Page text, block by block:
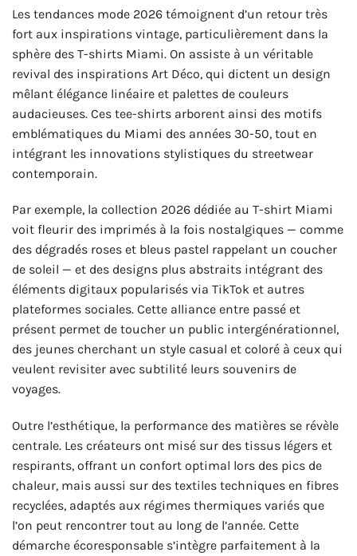
Les tendances mode 2026 témoignent d’un retour très
fort aux inspirations vintage, particulièrement dans la
sphère des T-shirts Miami. On assiste à un véritable
revival des inspirations Art Déco, qui dictent un design
mêlant élégance linéaire et palettes de couleurs
audacieuses. Ces tee-shirts arborent ainsi des motifs
emblématiques du Miami des années 30-50, tout en
intégrant les innovations stylistiques du streetwear
contemporain.
Par exemple, la collection 2026 dédiée au T-shirt Miami
voit fleurir des imprimés à la fois nostalgiques — comme
des dégradés roses et bleus pastel rappelant un coucher
de soleil — et des designs plus abstraits intégrant des
éléments digitaux popularisés via TikTok et autres
plateformes sociales. Cette alliance entre passé et
présent permet de toucher un public intergénérationnel,
des jeunes cherchant un style casual et coloré à ceux qui
veulent revisiter avec subtilité leurs souvenirs de
voyages.
Outre l’esthétique, la performance des matières se révèle
centrale. Les créateurs ont misé sur des tissus légers et
respirants, offrant un confort optimal lors des pics de
chaleur, mais aussi sur des textiles techniques en fibres
recyclées, adaptés aux régimes thermiques variés que
l’on peut rencontrer tout au long de l’année. Cette
démarche écoresponsable s’intègre parfaitement à la